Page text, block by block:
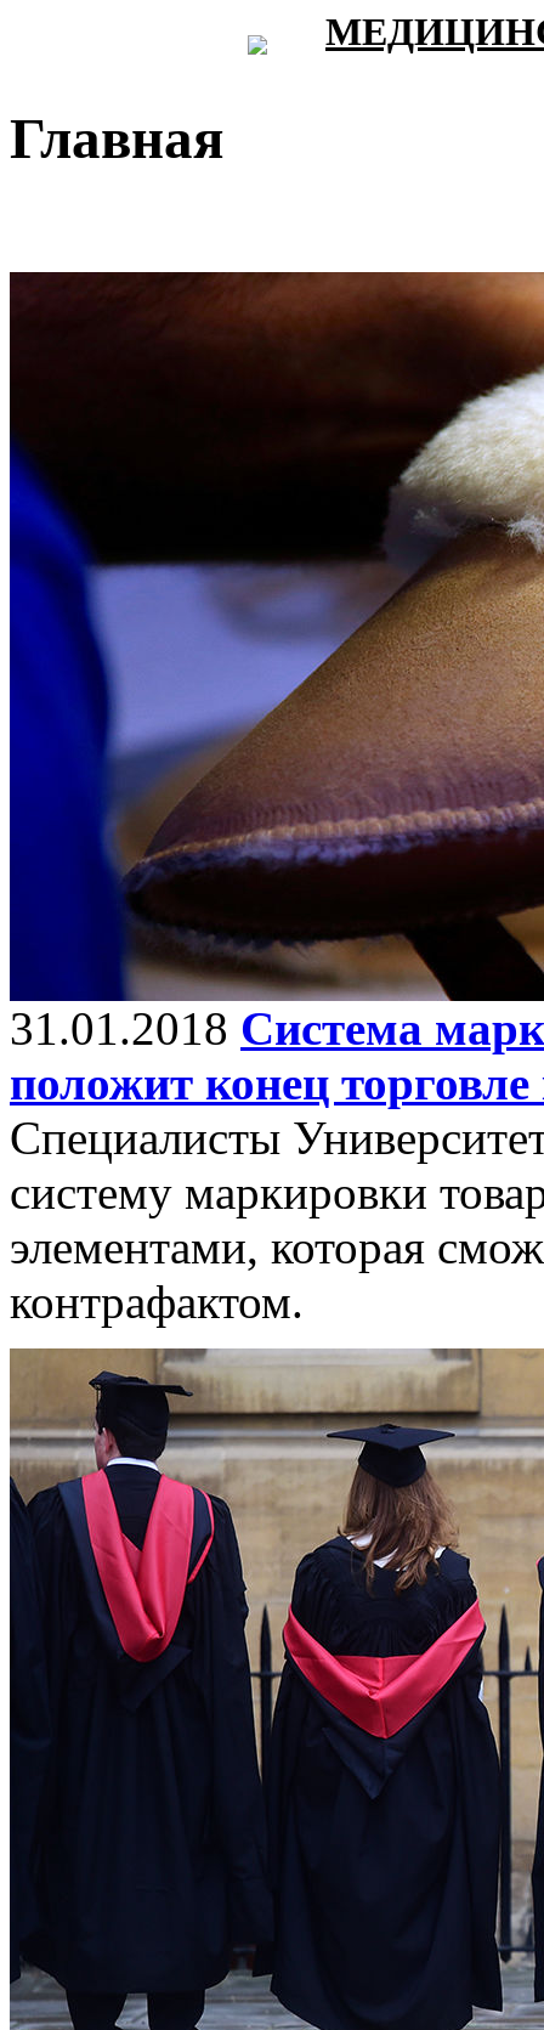
Главная
31.01.2018 Система
положит конец
Специалисты
систему маркировки
элементами, которая
контрафактом.